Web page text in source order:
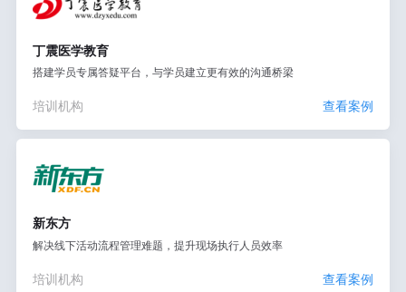
丁震医学教育
搭建学员专属答疑平台，与学员建立更有效的沟通桥梁
培训机构 查看案例
新东方
解决线下活动流程管理难题，提升现场执行人员效率
培训机构 查看案例